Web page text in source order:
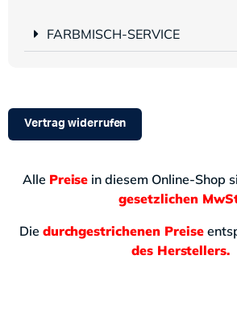
FARBMISCH-SERVICE
Vertrag widerrufen
Alle Preise in diesem Online-Shop
gesetzlichen
Die durchgestrichenen Preise
des Herstellers.